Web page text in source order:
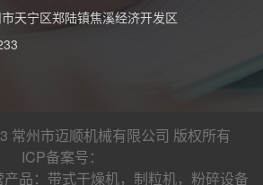
天宁区郑陆镇焦溪经济开发区
常州市迈顺机械有限公司 版权所有
ICP备案号：
品： 带式干燥机， 制粒机， 粉碎设备